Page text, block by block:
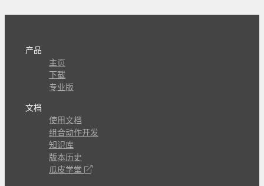
产品
主页
下载
专业版
文档
使用文档
组合动作开发
知识库
版本历史
瓜皮学堂